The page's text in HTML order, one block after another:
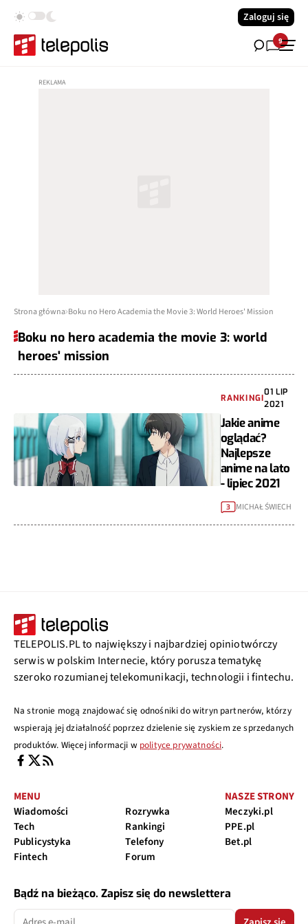
Zaloguj się
9
Strona główna Boku no Hero Academia the Movie 3: World Heroes' Mission
Boku no hero academia the movie 3: world
heroes' mission
RANKINGI
01 LIP
2021
Jakie anime
oglądać?
Najlepsze
anime na lato
- lipiec 2021
3 MICHAŁ ŚWIECH
TELEPOLIS.PL to największy i najbardziej opiniotwórczy
serwis w polskim Internecie, który porusza tematykę
szeroko rozumianej telekomunikacji, technologii i fintechu.
Na stronie mogą znajdować się odnośniki do witryn partnerów, którzy
wspierają jej działalność poprzez dzielenie się zyskiem ze sprzedanych
produktów. Więcej informacji w polityce prywatności.
MENU
Wiadomości
Tech
Publicystyka
Fintech
Rozrywka
Rankingi
Telefony
Forum
NASZE STRONY
Meczyki.pl
PPE.pl
Bet.pl
Bądź na bieżąco. Zapisz się do newslettera